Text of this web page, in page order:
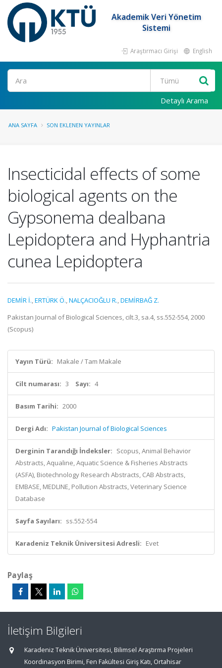
Akademik Veri Yönetim
Sistemi
Araştırmacı Girişi English
Ara
Detaylı Arama
ANA SAYFA SON EKLENEN YAYINLAR
Insecticidal effects of some
biological agents on the
Gypsonema dealbana
Lepidoptera and Hyphantria
cunea Lepidoptera
DEMİR İ.,ERTÜRK Ö.,NALÇACIOĞLU R.,DEMİRBAĞ Z.
Pakistan Journal of Biological Sciences, cilt.3, sa.4, ss.552-554, 2000
(Scopus)
Yayın Türü: Makale / Tam Makale
Cilt numarası: 3 Sayı: 4
Basım Tarihi: 2000
Dergi Adı: Pakistan Journal of Biological Sciences
Derginin Tarandığı İndeksler: Scopus, Animal Behavior
Abstracts, Aqualine, Aquatic Science & Fisheries Abstracts
(ASFA), Biotechnology Research Abstracts, CAB Abstracts,
EMBASE, MEDLINE, Pollution Abstracts, Veterinary Science
Database
Sayfa Sayıları: ss.552-554
Karadeniz Teknik Üniversitesi Adresli: Evet
Paylaş
İletişim Bilgileri
Karadeniz Teknik Üniversitesi, Bilimsel Araştırma Projeleri
Koordinasyon Birimi, Fen Fakültesi Giriş Katı, Ortahisar